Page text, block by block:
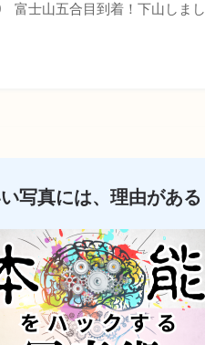
富士山五合目到着！下山しまし
写真には、理由がある